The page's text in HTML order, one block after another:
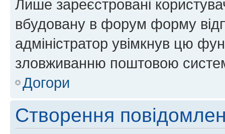
Лише зареєстровані
вбудовану в форум форму
адміністратор увімкнув цю
зловживанню поштовою
Догори
Створення